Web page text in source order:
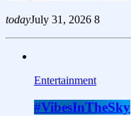
todayJuly 31, 2026 8
Entertainment
#VibesInTheSky